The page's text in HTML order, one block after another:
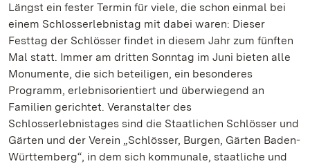
Längst ein fester Termin für viele, die schon einmal bei
einem Schlosserlebnistag mit dabei waren: Dieser
Festtag der Schlösser findet in diesem Jahr zum fünften
Mal statt. Immer am dritten Sonntag im Juni bieten alle
Monumente, die sich beteiligen, ein besonderes
Programm, erlebnisorientiert und überwiegend an
Familien gerichtet. Veranstalter des
Schlosserlebnistages sind die Staatlichen Schlösser und
Gärten und der Verein „Schlösser, Burgen, Gärten Baden-
Württemberg“, in dem sich kommunale, staatliche und